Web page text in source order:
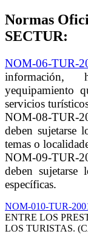
Normas
SECTUR:
NOM-06-TUR-
información,
yequipamiento
servicios
NOM-08-TUR-
deben sujetarse
temas o
NOM-09-TUR-
deben sujetarse
específicas.
NOM-010-TUR-
ENTRE LOS
LOS TURISTAS.